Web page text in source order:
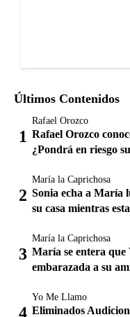
Últimos Contenidos
Rafael Orozco
Rafael Orozco
¿Pondrá en riesgo
María la Caprichosa
Sonia echa a María
su casa mientras
María la Caprichosa
María se entera
embarazada a su
Yo Me Llamo
Eliminados